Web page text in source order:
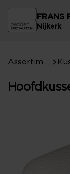
FRANS
Nijkerk